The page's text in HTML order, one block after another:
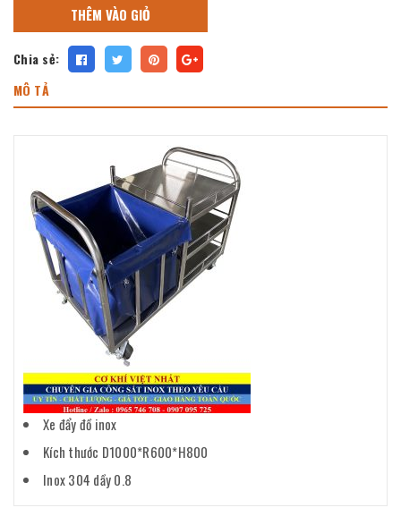
THÊM VÀO GIỎ
Chia sẻ:
MÔ TẢ
Xe đẩy đồ inox
Kích thước D1000*R600*H800
Inox 304 dầy 0.8